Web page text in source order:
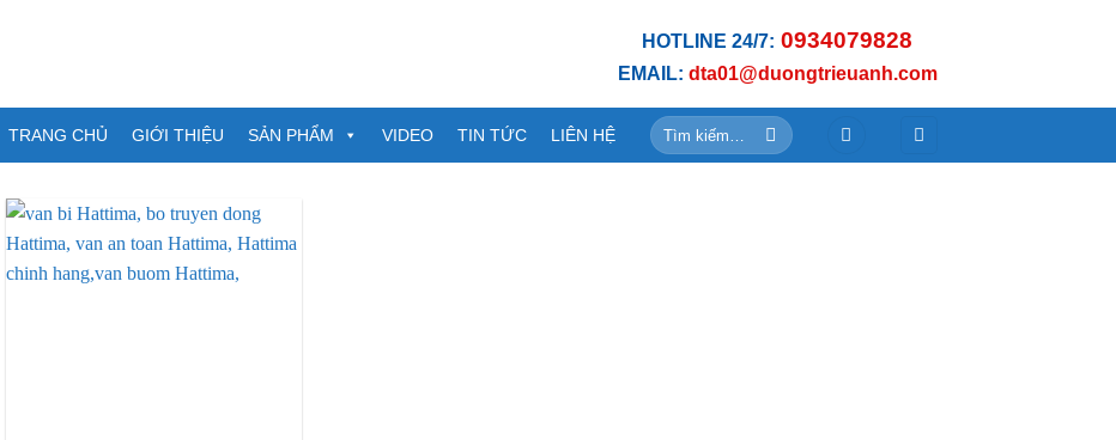
HOTLINE 24/7: 0934079828
EMAIL: dta01@duongtrieuanh.com
TRANG CHỦ GIỚI THIỆU SẢN PHẨM VIDEO TIN TỨC LIÊN HỆ
Tìm
kiếm: